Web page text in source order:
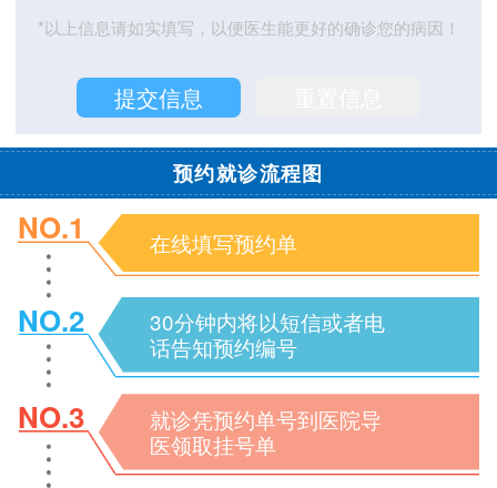
*以上信息请如实填写，以便医生能更好的确诊您的病因！
预约就诊流程图
NO.1 在线填写预约单
NO.2
30分钟内将以短信或者电
话告知预约编号
NO.3
就诊凭预约单号到医院导
医领取挂号单